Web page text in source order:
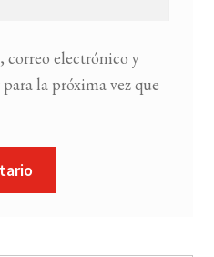
correo electrónico y
la próxima vez que